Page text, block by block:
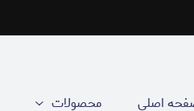
اصلی محصولات